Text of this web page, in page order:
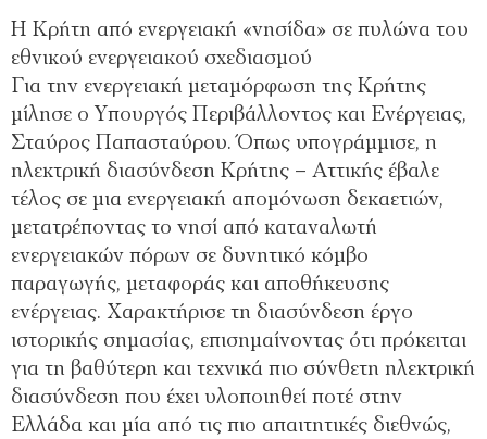
Η Κρήτη από ενεργειακή «νησίδα» σε πυλώνα του
εθνικού ενεργειακού σχεδιασμού
Για την ενεργειακή μεταμόρφωση της Κρήτης
μίλησε ο Υπουργός Περιβάλλοντος και Ενέργειας,
Σταύρος Παπασταύρου. Όπως υπογράμμισε, η
ηλεκτρική διασύνδεση Κρήτης – Αττικής έβαλε
τέλος σε μια ενεργειακή απομόνωση δεκαετιών,
μετατρέποντας το νησί από καταναλωτή
ενεργειακών πόρων σε δυνητικό κόμβο
παραγωγής, μεταφοράς και αποθήκευσης
ενέργειας. Χαρακτήρισε τη διασύνδεση έργο
ιστορικής σημασίας, επισημαίνοντας ότι πρόκειται
για τη βαθύτερη και τεχνικά πιο σύνθετη ηλεκτρική
διασύνδεση που έχει υλοποιηθεί ποτέ στην
Ελλάδα και μία από τις πιο απαιτητικές διεθνώς,